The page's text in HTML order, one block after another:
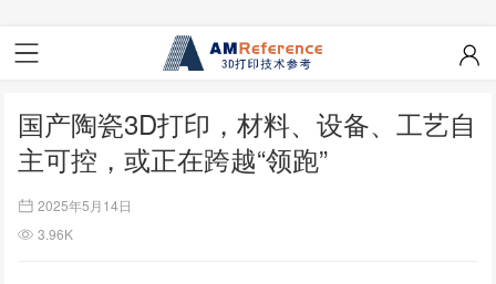
国产陶瓷3D打印，材料、设备、工艺自
主可控，或正在跨越“领跑”
2025年5月14日
3.96K